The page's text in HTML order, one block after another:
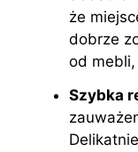
że
dobrze
od
Szybka